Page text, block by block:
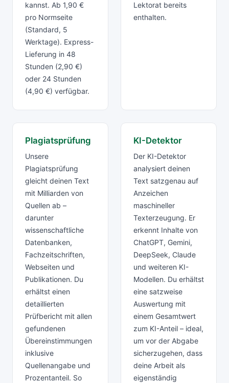
kannst. Ab 1,90 €
pro Normseite
(Standard, 5
Werktage). Express-
Lieferung in 48
Stunden (2,90 €)
oder 24 Stunden
(4,90 €) verfügbar.
Lektorat bereits
enthalten.
Plagiatsprüfung
Unsere
Plagiatsprüfung
gleicht deinen Text
mit Milliarden von
Quellen ab –
darunter
wissenschaftliche
Datenbanken,
Fachzeitschriften,
Webseiten und
Publikationen. Du
erhältst einen
detaillierten
Prüfbericht mit allen
gefundenen
Übereinstimmungen
inklusive
Quellenangabe und
Prozentanteil. So
KI-Detektor
Der KI-Detektor
analysiert deinen
Text satzgenau auf
Anzeichen
maschineller
Texterzeugung. Er
erkennt Inhalte von
ChatGPT, Gemini,
DeepSeek, Claude
und weiteren KI-
Modellen. Du erhältst
eine satzweise
Auswertung mit
einem Gesamtwert
zum KI-Anteil – ideal,
um vor der Abgabe
sicherzugehen, dass
deine Arbeit als
eigenständig